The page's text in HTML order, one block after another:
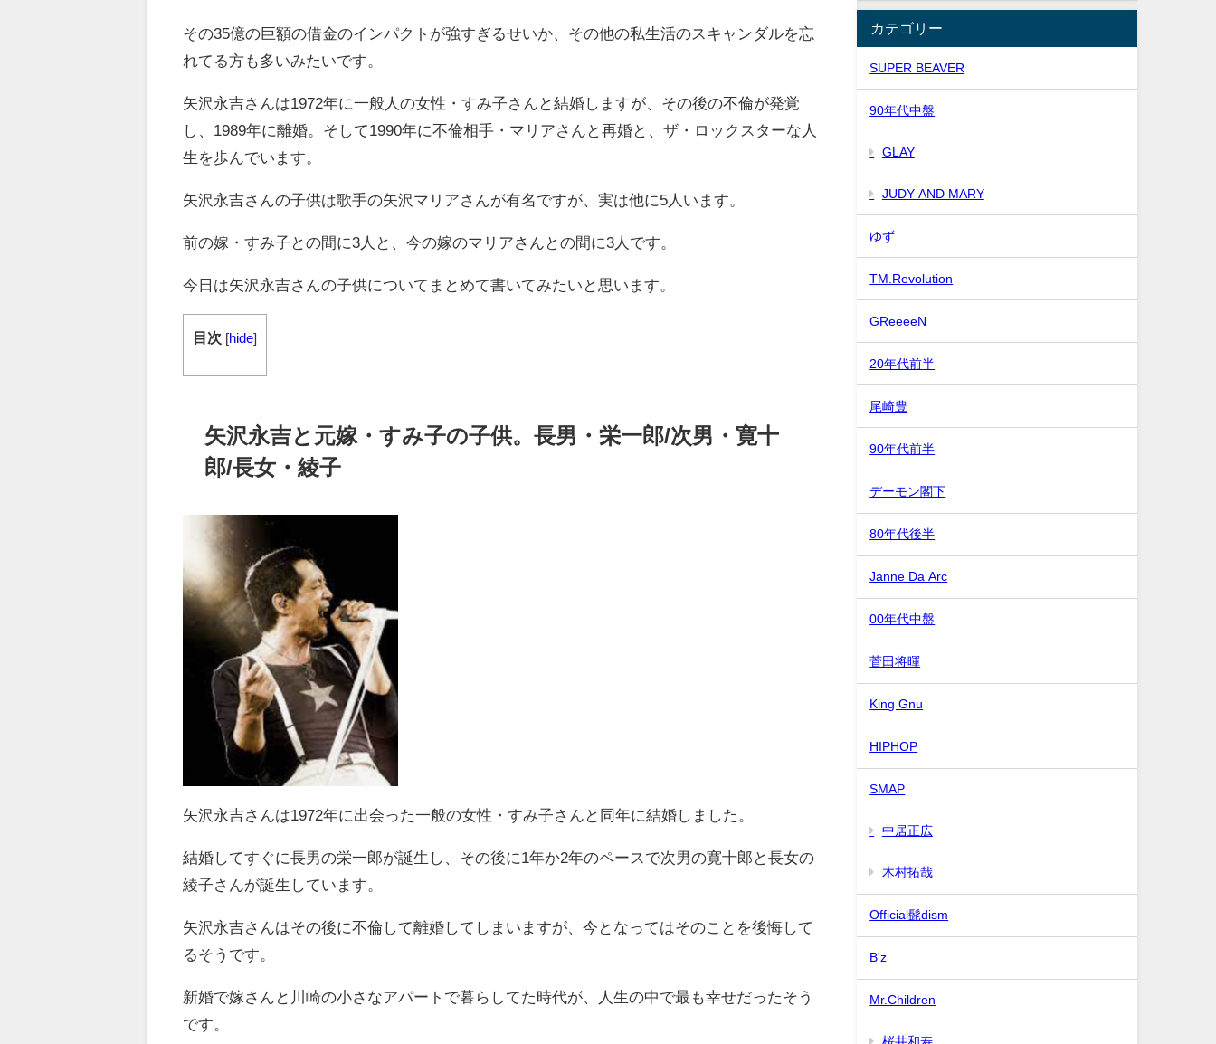
その35億の巨額の借金のインパクトが強すぎるせいか、その他の私生活のスキャンダルを忘
れてる方も多いみたいです。
矢沢永吉さんは1972年に一般人の女性・すみ子さんと結婚しますが、その後の不倫が発覚
し、1989年に離婚。そして1990年に不倫相手・マリアさんと再婚と、ザ・ロックスターな人
生を歩んでいます。
矢沢永吉さんの子供は歌手の矢沢マリアさんが有名ですが、実は他に5人います。
前の嫁・すみ子との間に3人と、今の嫁のマリアさんとの間に3人です。
今日は矢沢永吉さんの子供についてまとめて書いてみたいと思います。
目次 hide
矢沢永吉と元嫁・すみ子の子供。 長男・栄一郎/次男・寛十
郎/長女・綾子
矢沢永吉さんは1972年に出会った一般の女性・すみ子さんと同年に結婚しました。
結婚してすぐに長男の栄一郎が誕生し、その後に1年か2年のペースで次男の寛十郎と長女の
綾子さんが誕生しています。
矢沢永吉さんはその後に不倫して離婚してしまいますが、今となってはそのことを後悔して
るそうです。
新婚で嫁さんと川崎の小さなアパートで暮らしてた時代が、人生の中で最も幸せだったそう
です。
カテゴリー
SUPER BEAVER
90年代中盤
GLAY
JUDY AND MARY
ゆず
TM.Revolution
GReeeeN
20年代前半
尾崎豊
90年代前半
デーモン閣下
80年代後半
Janne Da Arc
00年代中盤
菅田将暉
King Gnu
HIPHOP
SMAP
中居正広
木村拓哉
Official髭dism
B'z
Mr.Children